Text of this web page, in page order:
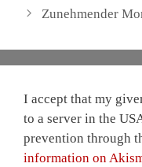
Zunehmender
I accept that my
to a server in the
prevention through
information on